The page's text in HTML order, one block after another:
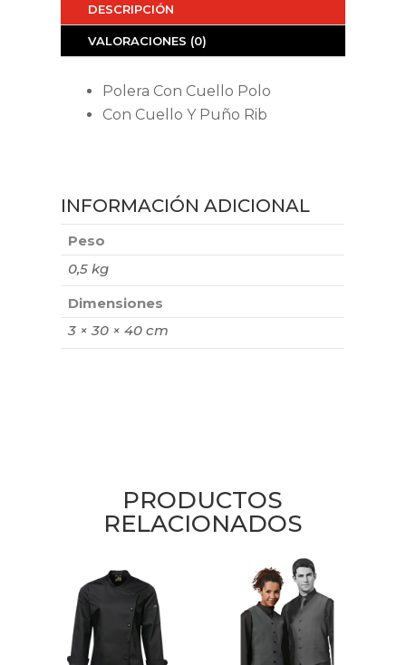
DESCRIPCIÓN
VALORACIONES (0)
Polera Con Cuello Polo
Con Cuello Y Puño Rib
INFORMACIÓN ADICIONAL
Peso
0,5 kg
Dimensiones
3 × 30 × 40 cm
PRODUCTOS
RELACIONADOS